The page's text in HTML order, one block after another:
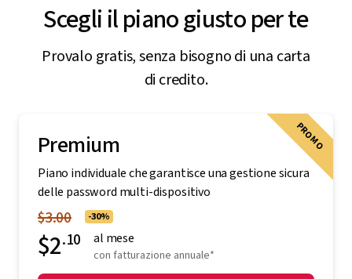
Scegli il piano giusto per te
Provalo gratis, senza bisogno di una carta
di credito.
PROMO
Premium
Piano individuale che garantisce una gestione sicura
delle password multi-dispositivo
$3.00 -30%
$2.10 al mese
con fatturazione annuale*